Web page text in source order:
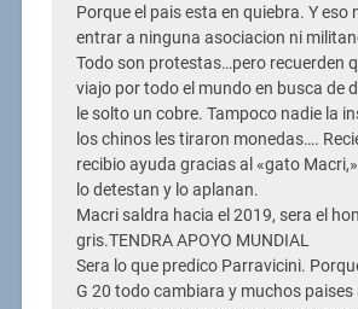
Porque el pais esta en quiebra. Y eso
entrar a ninguna asociacion ni
Todo son protestas…pero recuerden
viajo por todo el mundo en busca de
le solto un cobre. Tampoco nadie la
los chinos les tiraron monedas….
recibio ayuda gracias al «gato
lo detestan y lo aplanan.
Macri saldra hacia el 2019, sera el
gris.TENDRA APOYO MUNDIAL
Sera lo que predico Parravicini.
G 20 todo cambiara y muchos